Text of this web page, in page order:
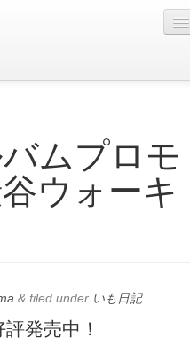
ムプロモ
ウォーキ
& filed under いも日記.
発売中！